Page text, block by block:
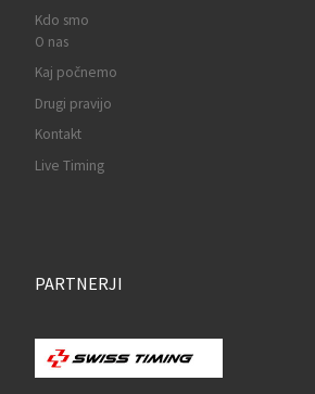
Kdo smo
O nas
Kaj počnemo
Drugi pravijo
Kontakt
Live Timing
PARTNERJI